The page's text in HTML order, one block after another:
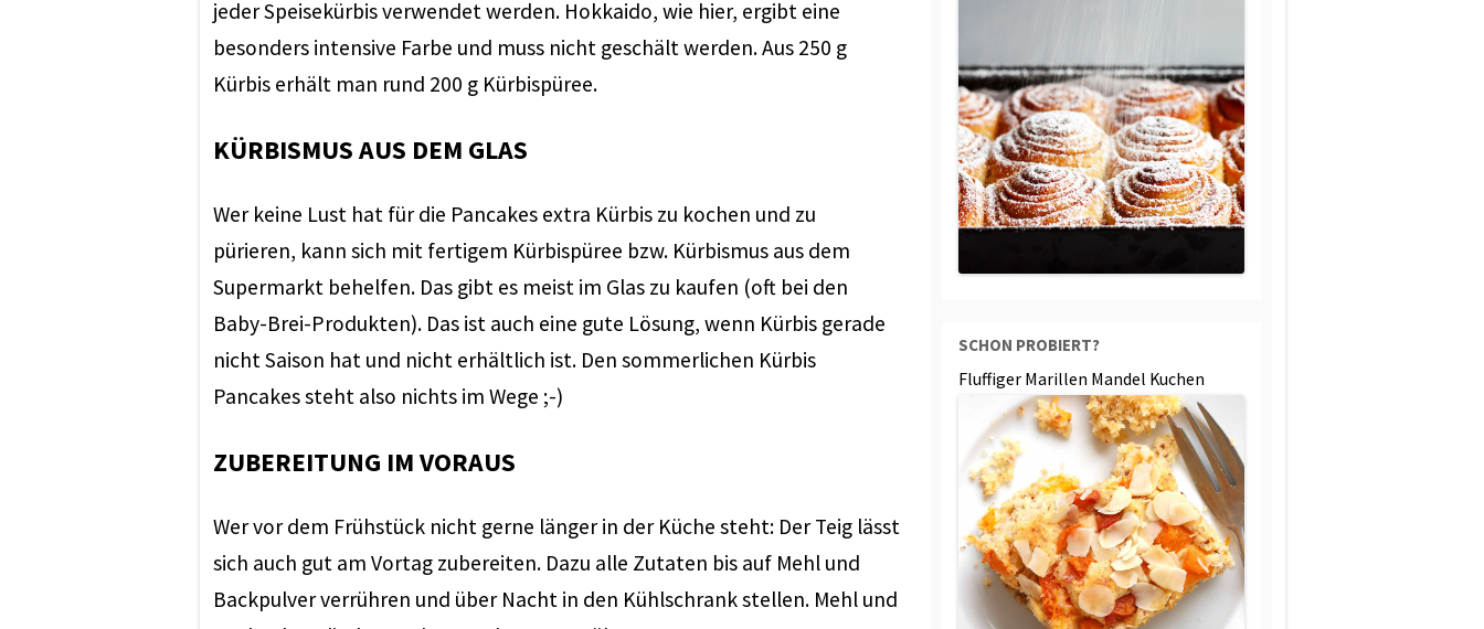
jeder Speisekürbis verwendet werden. Hokkaido, wie hier, ergibt eine
besonders intensive Farbe und muss nicht geschält werden. Aus 250 g
Kürbis erhält man rund 200 g Kürbispüree.
KÜRBISMUS AUS DEM GLAS
Wer keine Lust hat für die Pancakes extra Kürbis zu kochen und zu
pürieren, kann sich mit fertigem Kürbispüree bzw. Kürbismus aus dem
Supermarkt behelfen. Das gibt es meist im Glas zu kaufen (oft bei den
Baby-Brei-Produkten). Das ist auch eine gute Lösung, wenn Kürbis gerade
nicht Saison hat und nicht erhältlich ist. Den sommerlichen Kürbis
Pancakes steht also nichts im Wege ;-)
ZUBEREITUNG IM VORAUS
Wer vor dem Frühstück nicht gerne länger in der Küche steht: Der Teig lässt
sich auch gut am Vortag zubereiten. Dazu alle Zutaten bis auf Mehl und
Backpulver verrühren und über Nacht in den Kühlschrank stellen. Mehl und
SCHON PROBIERT?
Fluffiger Marillen Mandel Kuchen